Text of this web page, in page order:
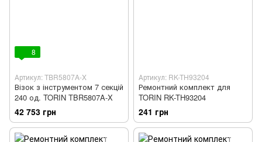
8
Артикул: TBR5807A-X
Візок з інструментом 7 секцій
240 од. TORIN TBR5807A-X
42 753 грн
Артикул: RK-TH93204
Ремонтний комплект для
TORIN RK-TH93204
241 грн